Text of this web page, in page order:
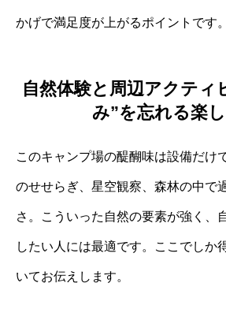
かげで満足度が上がるポイントです。
自然体験と周辺アクティ
み”を忘れる楽
このキャンプ場の醍醐味は設備だけ
のせせらぎ、星空観察、森林の中で
さ。こういった自然の要素が強く、
したい人には最適です。ここでしか
いてお伝えします。